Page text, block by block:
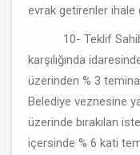
evrak getirenler ihale
10- Teklif
karşılığında
üzerinden % 3
Belediye veznesine
üzerinde bırakılan
içersinde % 6 kati